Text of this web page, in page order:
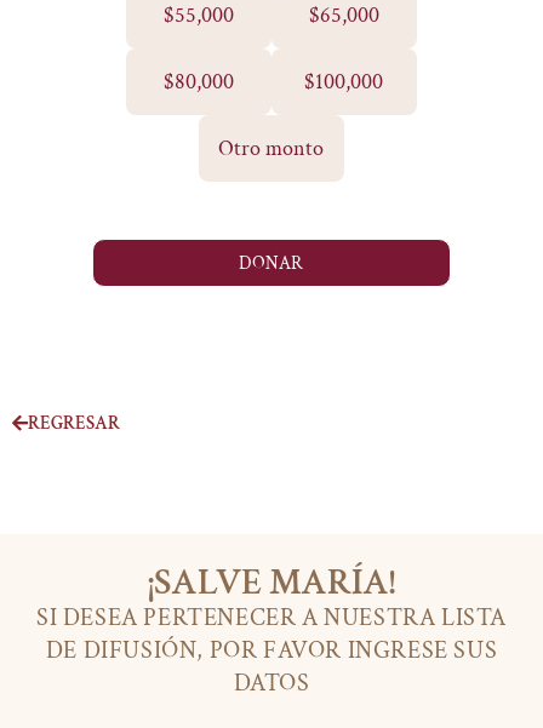
$55,000 $65,000
$80,000 $100,000
Otro monto
DONAR
REGRESAR
¡SALVE MARÍA!
SI DESEA PERTENECER A NUESTRA LISTA
DE DIFUSIÓN, POR FAVOR INGRESE SUS
DATOS